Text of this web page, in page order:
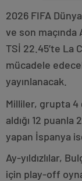
2026 FIFA
ve son maçında
TSİ 22.45’te La
mücadele
yayınlanacak.
Milliler, grupta 4
aldığı 12
yapan İspanya
Ay-yıldızlılar,
için play-off